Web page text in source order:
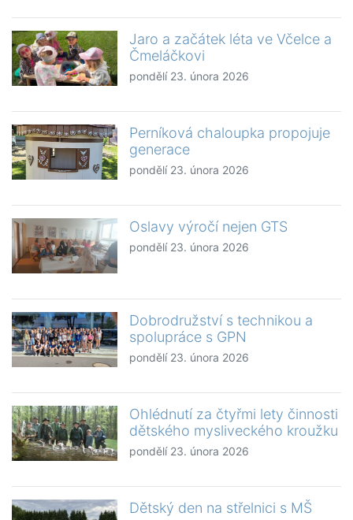
Jaro a začátek léta ve Včelce a
Čmeláčkovi
pondělí 23. února 2026
Perníková chaloupka propojuje
generace
pondělí 23. února 2026
Oslavy výročí nejen GTS
pondělí 23. února 2026
Dobrodružství s technikou a
spolupráce s GPN
pondělí 23. února 2026
Ohlédnutí za čtyřmi lety činnosti
dětského mysliveckého kroužku
pondělí 23. února 2026
Dětský den na střelnici s MŠ